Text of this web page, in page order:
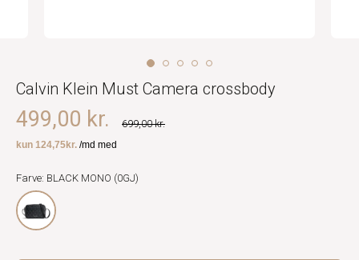
Calvin Klein Must Camera crossbody
699,00 kr.
499,00 kr.
Farve: BLACK MONO (0GJ)